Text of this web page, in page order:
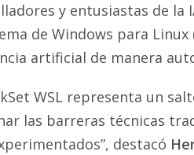
y entusiastas de
de Windows para
artificial de manera
WSL representa un
las barreras técnicas
destacó